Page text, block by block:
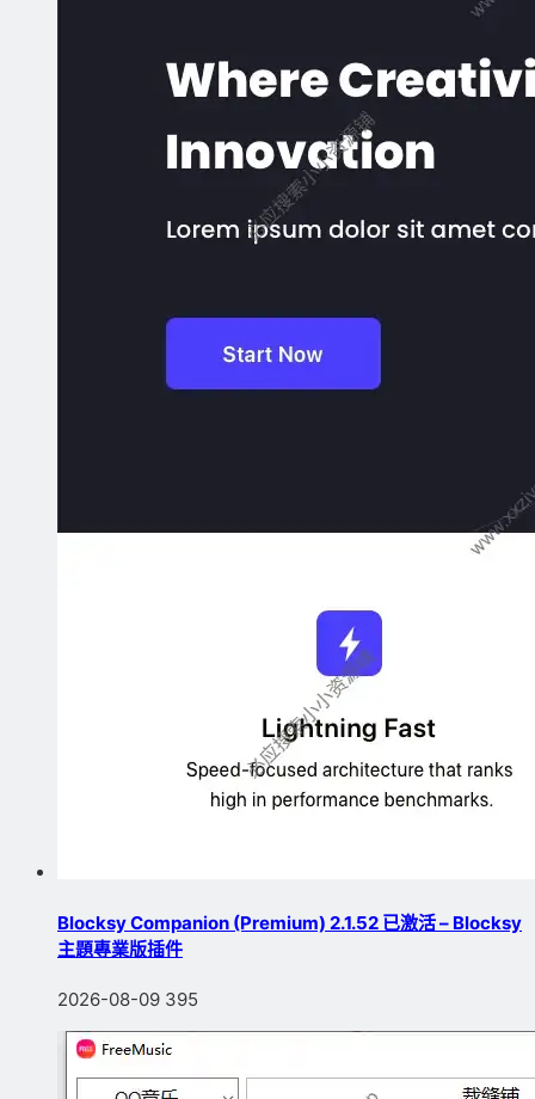
Blocksy Companion (Premium) 2.1.52 已激活 – Blocksy
主題專業版插件
2026-08-09 395